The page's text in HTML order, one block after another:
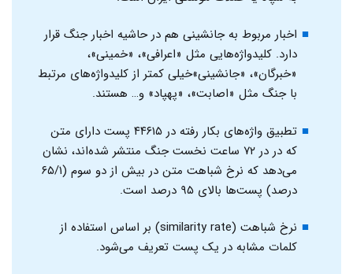
اخبار مربوط به جانشینی هم در حاشیه اخبار جنگ قرار
دارد. کلیدواژه‌هایی مثل «اعرافی»، «خمینی»،
«خبرگان»، «جانشینی»‌خیلی کمتر از کلیدواژه‌های مرتبط
با جنگ مثل «اصابت»، «پهپاد» و… هستند.
تطبیق واژه‌های بکار رفته در ۴۴۶۱۵ پست دارای متن
که در در ۷۲ ساعت نخست جنگ منتشر شده‌اند، نشان
می‌دهد که نرخ شباهت متن در بیش از دو سوم (۶۵/۱
درصد) پست‌ها بالای ۹۵ درصد است.
نرخ شباهت (similarity rate) بر اساس استفاده از
کلمات مشابه در یک پست تعریف می‌شود.